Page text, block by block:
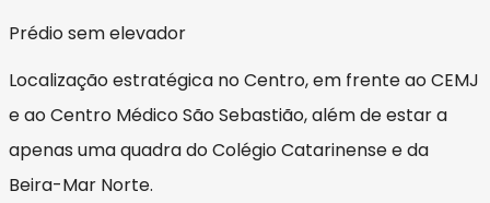
Prédio sem elevador
Localização estratégica no Centro, em frente ao CEMJ
e ao Centro Médico São Sebastião, além de estar a
apenas uma quadra do Colégio Catarinense e da
Beira-Mar Norte.